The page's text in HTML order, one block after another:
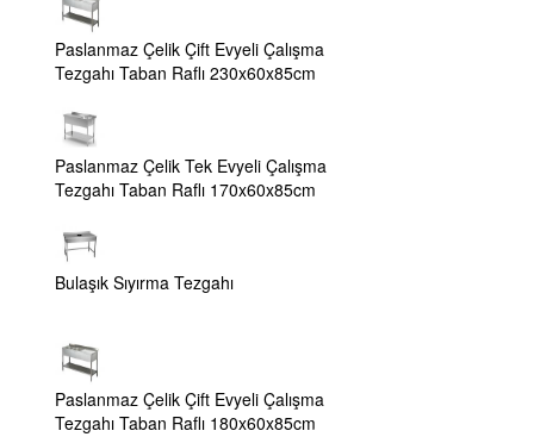
Paslanmaz Çelik Çift Evyeli Çalışma
Tezgahı Taban Raflı 230x60x85cm
Paslanmaz Çelik Tek Evyeli Çalışma
Tezgahı Taban Raflı 170x60x85cm
Bulaşık Sıyırma Tezgahı
Paslanmaz Çelik Çift Evyeli Çalışma
Tezgahı Taban Raflı 180x60x85cm